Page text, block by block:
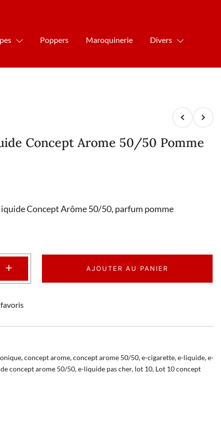
Poppers Maroquinerie Divers
Concept Arome 50/50 Pomme
Concept Arôme 50/50, parfum pomme
+ AJOUTER AU PANIER
,concept arome,concept arome 50/50,e-cigarette,e-liquide,e-
concept arome 50/50,e-liquide pas cher, lot 10, Lot 10 concept